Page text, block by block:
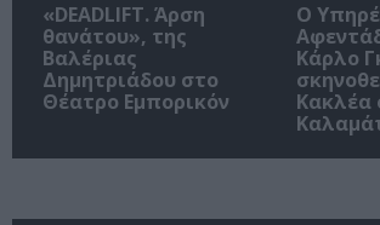
«DEADLIFT. Άρση
θανάτου», της
Βαλέριας
Δημητριάδου στο
Θέατρο Εμπορικόν
Ο
Κάρλο
Κακλέα